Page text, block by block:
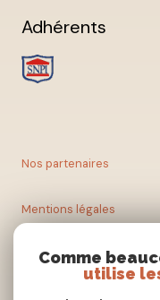
Adhérents
Nos partenaires
Mentions légales
Nos honoraires
Comme
utilise